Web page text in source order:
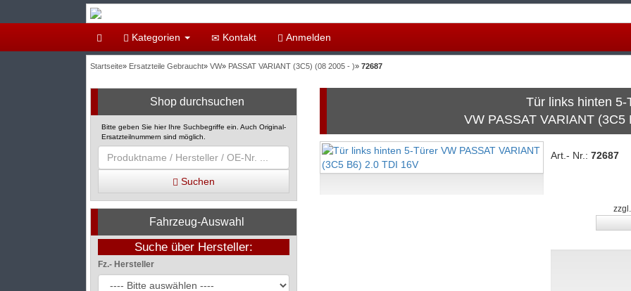
Kategorien Kontakt Anmelden
Startseite» Ersatzteile Gebraucht» VW» PASSAT VARIANT (3C5) (08 2005 - )» 72687
Shop durchsuchen
Bitte geben Sie hier Ihre Suchbegriffe ein. Auch Original-
Ersatzteilnummern sind möglich.
Suchen
Fahrzeug-Auswahl
Suche über Hersteller:
Fz.- Hersteller
Tür links hinten 5-
VW PASSAT VARIANT (3C5
Art.- Nr.: 72687